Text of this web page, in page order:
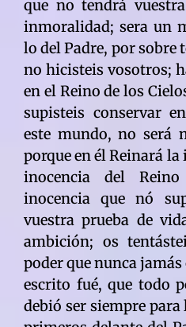
que no tendrá
inmoralidad; sera un
lo del Padre, por sobre
no hicisteis vosotros;
en el Reino de los
supisteis conservar
este mundo, no será
porque en él Reinará
inocencia del
inocencia que nó
vuestra prueba de
ambición; os
poder que nunca
escrito fué, que todo
debió ser siempre